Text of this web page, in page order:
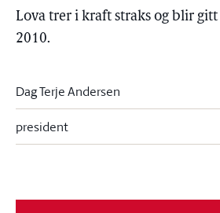
Lova trer i kraft straks og blir
2010.
Dag Terje Andersen
president